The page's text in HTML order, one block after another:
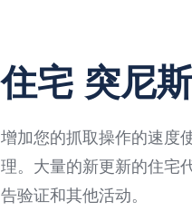
住宅 突尼
增加您的抓取操作的速度
理。大量的新更新的住宅
告验证和其他活动。